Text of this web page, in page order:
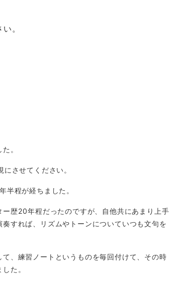
。
。
にさせてください。
半程が経ちました。
歴20年程だったのですが、自他共にあまり上手
すれば、リズムやトーンについていつも文句を
、練習ノートというものを毎回付けて、その時
た。